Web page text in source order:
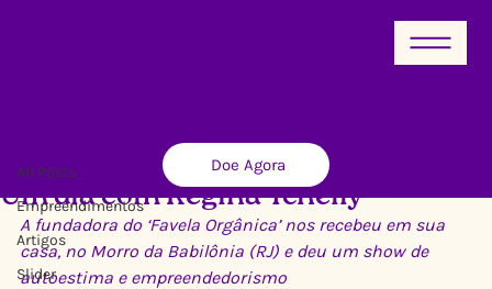
Doe Agora
All Posts
Empreendimentos
Artigos
Slider
Um dia com Regina Tchelly
Ricardo Xavier 23 de jul. de 2014 4 min de leitura
A fundadora do ‘Favela Orgânica’ nos recebeu em sua
casa, no Morro da Babilônia (RJ) e deu um show de
autoestima e empreendedorismo